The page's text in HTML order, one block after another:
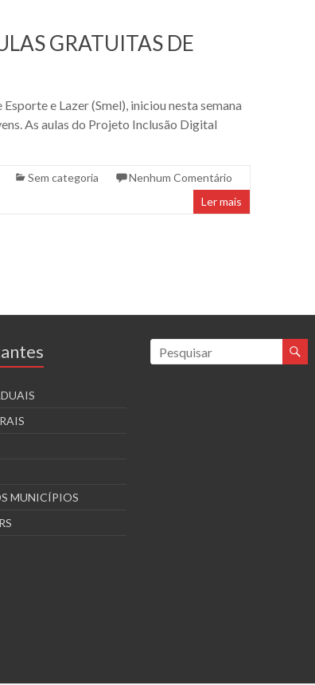
GRATUITAS DE
e Lazer (Smel), iniciou nesta semana
As aulas do Projeto Inclusão Digital
Sem categoria
Nenhum Comentário
Ler mais
MUNICÍPIOS